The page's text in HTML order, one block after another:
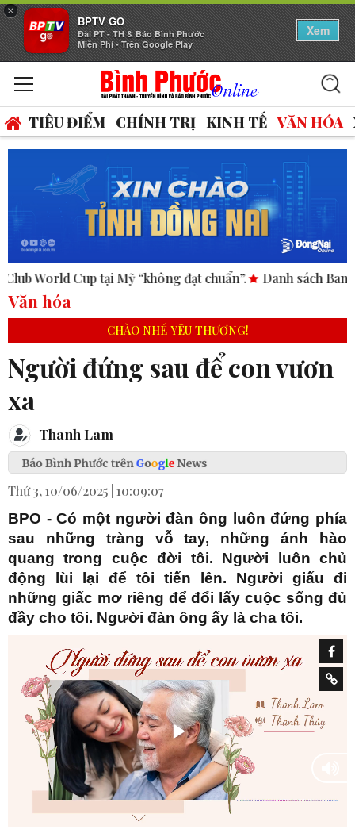
×
BPTV GO
Đài PT - TH & Báo Bình Phước
Miễn Phí - Trên Google Play
Xem
TIÊU ĐIỂM CHÍNH TRỊ KINH TẾ VĂN HÓA
tại Mỹ “không đạt chuẩn”. Danh sách Ban Chấp hành
Văn hóa
CHÀO NHÉ YÊU THƯƠNG!
Người đứng sau để con vươn
xa
Thanh Lam
Thứ 3, 10/06/2025 | 10:09:07
BPO - Có một người đàn ông luôn đứng phía
sau những tràng vỗ tay, những ánh hào
quang trong cuộc đời tôi. Người luôn chủ
động lùi lại để tôi tiến lên. Người giấu đi
những giấc mơ riêng để đổi lấy cuộc sống đủ
đầy cho tôi. Người đàn ông ấy là cha tôi.
P
l